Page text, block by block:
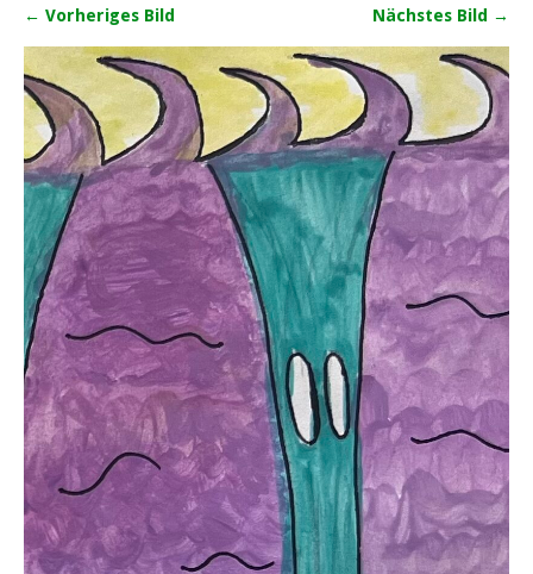
← Vorheriges Bild Nächstes Bild →